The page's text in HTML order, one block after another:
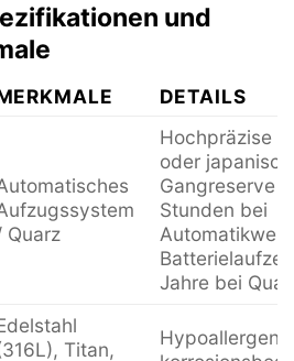
und
DETAILS
Quarz
Hochpräzise
oder
Gangreserve
Stunden bei
Jahre bei
Titan,
Hypoallergen,